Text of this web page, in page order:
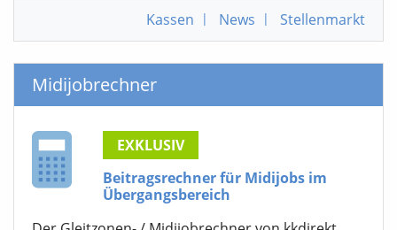
Kassen | News | Stellenmarkt
Midijobrechner
EXKLUSIV
Beitragsrechner für Midijobs im
Übergangsbereich